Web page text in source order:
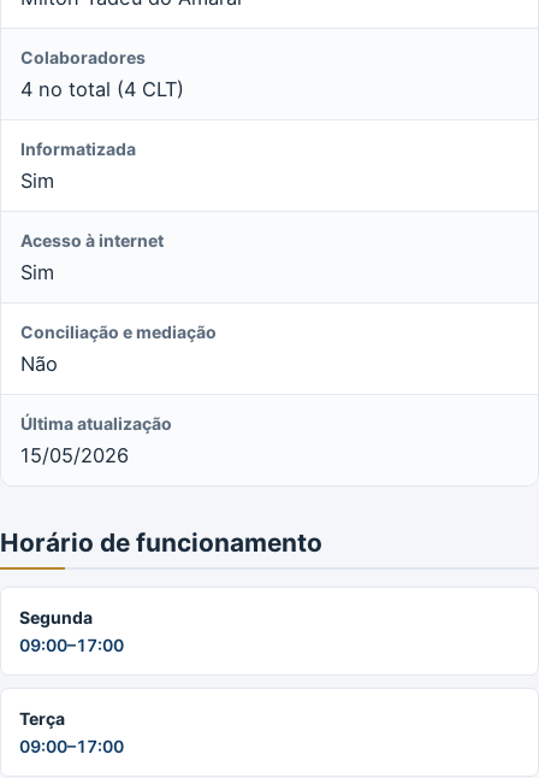
Colaboradores
4 no total (4 CLT)
Informatizada
Sim
Acesso à internet
Sim
Conciliação e mediação
Não
Última atualização
15/05/2026
Horário de funcionamento
Segunda
09:00–17:00
Terça
09:00–17:00